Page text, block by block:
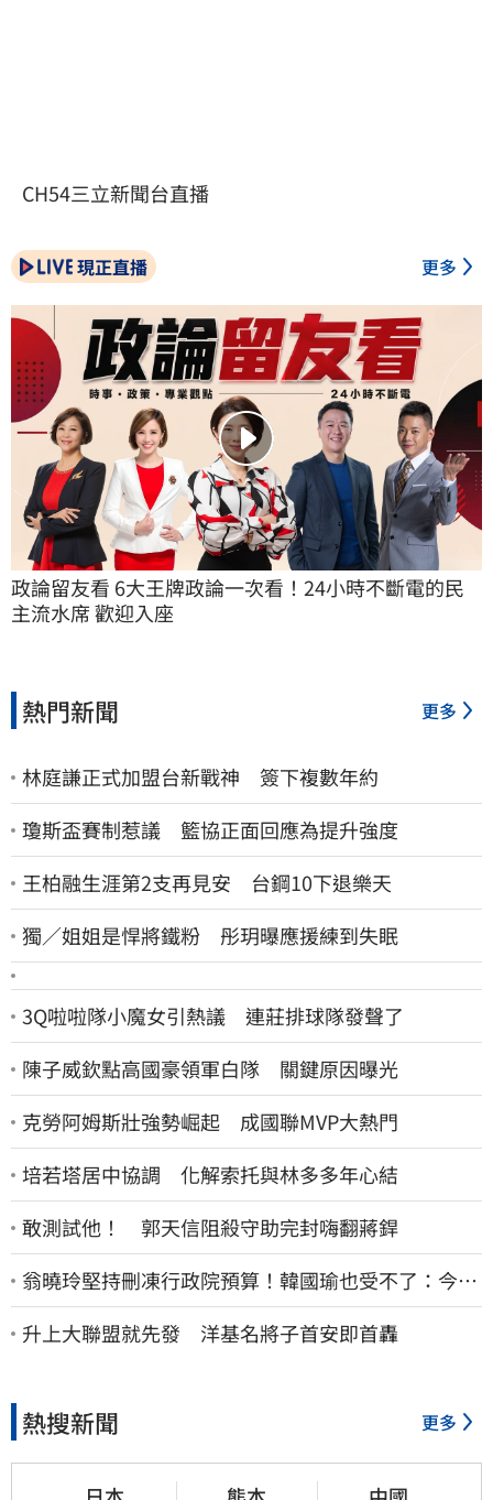
CH54三立新聞台直播
現正直播 更多
政論留友看 6大王牌政論一次看！24小時不斷電的民
主流水席 歡迎入座
熱門新聞 更多
林庭謙正式加盟台新戰神 簽下複數年約
瓊斯盃賽制惹議 籃協正面回應為提升強度
王柏融生涯第2支再見安 台鋼10下退樂天
獨／姐姐是悍將鐵粉 彤玥曝應援練到失眠
3Q啦啦隊小魔女引熱議 連莊排球隊發聲了
陳子威欽點高國豪領軍白隊 關鍵原因曝光
克勞阿姆斯壯強勢崛起 成國聯MVP大熱門
培若塔居中協調 化解索托與林多多年心結
敢測試他！ 郭天信阻殺守助完封嗨翻蔣銲
翁曉玲堅持刪凍行政院預算！韓國瑜也受不了：今年
剩4個月你思考一下
升上大聯盟就先發 洋基名將子首安即首轟
熱搜新聞 更多